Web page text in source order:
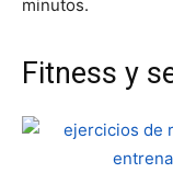
minutos.
Fitness y